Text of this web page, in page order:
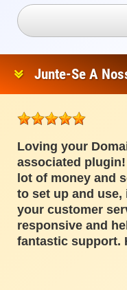
Junte-Se A
Loving your
associated
lot of money and
to set up and
your customer
responsive and
fantastic support.